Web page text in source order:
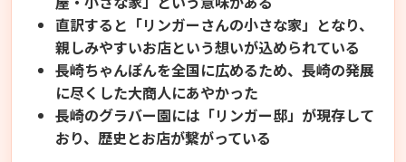
直訳すると「リンガーさんの小さな家」となり、
親しみやすいお店という想いが込められている
長崎ちゃんぽんを全国に広めるため、長崎の発展
に尽くした大商人にあやかった
長崎のグラバー園には「リンガー邸」が現存して
おり、歴史とお店が繋がっている